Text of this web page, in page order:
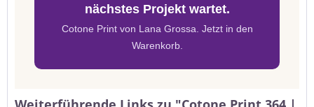
nächstes Projekt wartet.
Cotone Print von Lana Grossa. Jetzt in den
Warenkorb.